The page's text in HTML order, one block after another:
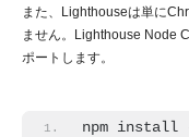
また、Lighthouseは単に
ません。Lighthouse Node
ポートします。
npm install